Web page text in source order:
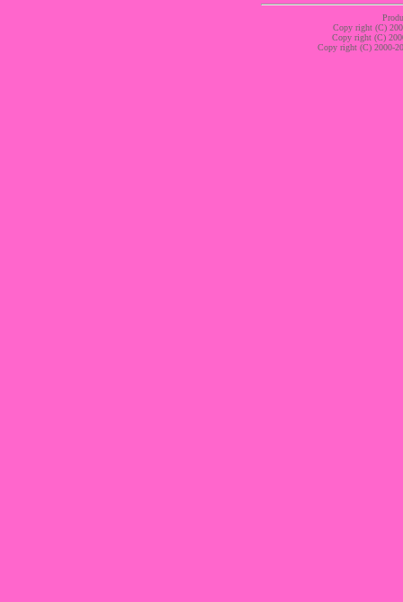
Copy right (C)
Copy right (C)
Copy right (C) 2000-